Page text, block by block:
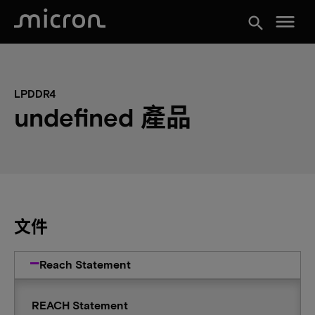
search menu
LPDDR4
undefined 產品
文件
Reach Statement
REACH Statement